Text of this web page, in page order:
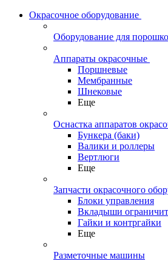
Окрасочное оборудование
Оборудование для
Аппараты окрасочные
Поршневые
Мембранные
Шнековые
Еще
Оснастка аппаратов
Бункера (баки)
Валики и роллеры
Вертлюги
Еще
Запчасти окрасочного
Блоки управления
Вкладыши
Гайки и контргайки
Еще
Разметочные машины